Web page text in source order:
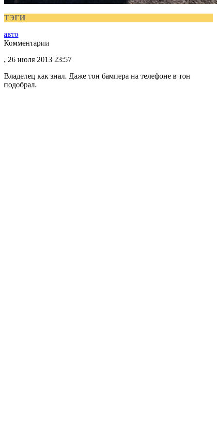
ТЭГИ
авто
Комментарии
, 26 июля 2013 23:57
Владелец как знал. Даже тон бампера на телефоне в тон
подобрал.